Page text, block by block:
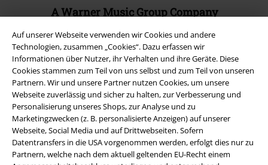
Auf unserer Webseite verwenden wir Cookies und andere
Technologien, zusammen „Cookies“. Dazu erfassen wir
Informationen über Nutzer, ihr Verhalten und ihre Geräte. Diese
Cookies stammen zum Teil von uns selbst und zum Teil von unseren
Partnern. Wir und unsere Partner nutzen Cookies, um unsere
Webseite zuverlässig und sicher zu halten, zur Verbesserung und
Personalisierung unseres Shops, zur Analyse und zu
Marketingzwecken (z. B. personalisierte Anzeigen) auf unserer
Webseite, Social Media und auf Drittwebseiten. Sofern
Datentransfers in die USA vorgenommen werden, erfolgt dies nur zu
Partnern, welche nach dem aktuell geltenden EU-Recht einem
A Warner Music Group Company